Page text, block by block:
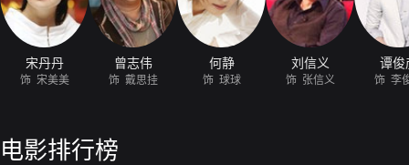
宋丹丹
饰 宋美美
曾志伟
饰 戴思挂
何静
饰 球球
刘信义
饰 张信义
谭俊
饰 李
电影排行榜